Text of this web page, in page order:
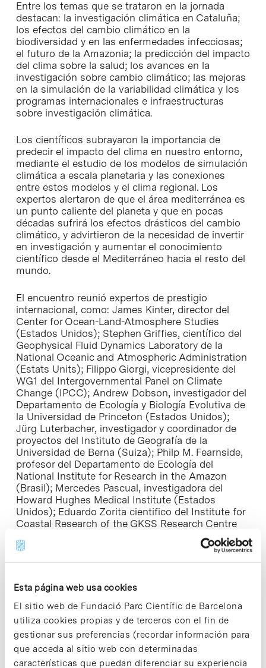
Esta página web usa cookies
El sitio web de Fundació Parc Científic de Barcelona
utiliza cookies propias y de terceros con el fin de
gestionar sus preferencias (recordar información para
que acceda al sitio web con determinadas
características que puedan diferenciar su experiencia
Entre los temas que se trataron en la jornada
destacan: la investigación climática en Cataluña;
los efectos del cambio climático en la
biodiversidad y en las enfermedades infecciosas;
el futuro de la Amazonia; la predicción del impacto
del clima sobre la salud; los avances en la
investigación sobre cambio climático; las mejoras
en la simulación de la variabilidad climática y los
programas internacionales e infraestructuras
sobre investigación climática.
Los científicos subrayaron la importancia de
predecir el impacto del clima en nuestro entorno,
mediante el estudio de los modelos de simulación
climática a escala planetaria y las conexiones
entre estos modelos y el clima regional. Los
expertos alertaron de que el área mediterránea es
un punto caliente del planeta y que en pocas
décadas sufrirá los efectos drásticos del cambio
climático, y advirtieron de la necesidad de invertir
en investigación y aumentar el conocimiento
científico desde el Mediterráneo hacia el resto del
mundo.
El encuentro reunió expertos de prestigio
internacional, como: James Kinter, director del
Center for Ocean-Land-Atmosphere Studies
(Estados Unidos); Stephen Griffies, científico del
Geophysical Fluid Dynamics Laboratoryde la
National Oceanic and Atmospheric Administration
(Estats Units); Filippo Giorgi, vicepresidente del
WG1 del Intergovernmental Panel on Climate
Change (IPCC); Andrew Dobson, investigador del
Departamento de Ecología y Biología Evolutiva de
la Universidad de Princeton (Estados Unidos);
Jürg Luterbacher, investigador y coordinador de
proyectos del Instituto de Geografía de la
Universidad de Berna (Suiza); Philp M. Fearnside,
profesor del Departamento de Ecología del
National Institute for Research in the Amazon
(Brasil); Mercedes Pascual, investigadora del
Howard Hughes Medical Institute(Estados
Unidos); Eduardo Zorita cientifico del Institute for
Coastal Research of the GKSS Research Centre
Según Xavier Rodó, director del Instituto Catalán
tiene que ser uno de los ejes presentes en la
en la agenda internacional. El IC 3 es el primer
instituto de investigación sobre clima en España y
será un referente internacional en esta disciplina.
Llevamos un retraso histórico en la investigación
del clima dentro de nuestra área geográfica. El